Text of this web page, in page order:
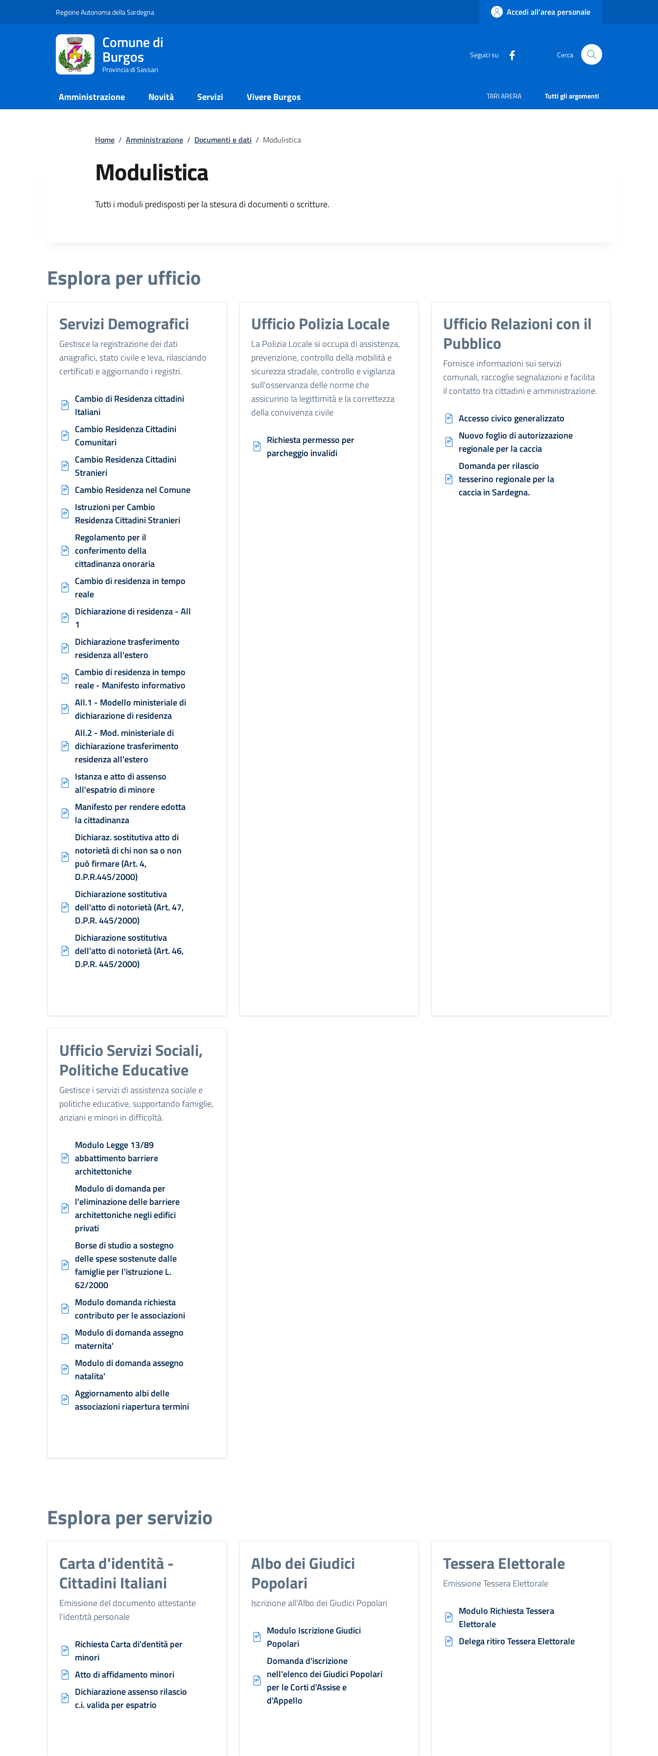
Regione Autonoma della Sardegna Accedi all'area personale
Comune di
Burgos
Provincia di Sassari
Seguici su Cerca
Amministrazione Novità Servizi Vivere Burgos TARI ARERA Tutti gli argomenti
Home / Amministrazione / Documenti e dati / Modulistica
Modulistica
Tutti i moduli predisposti per la stesura di documenti o scritture.
Esplora per ufficio
Servizi Demografici
Gestisce la registrazione dei dati
anagrafici, stato civile e leva, rilasciando
certificati e aggiornando i registri.
Cambio di Residenza cittadini
Italiani
Cambio Residenza Cittadini
Comunitari
Cambio Residenza Cittadini
Stranieri
Cambio Residenza nel Comune
Istruzioni per Cambio
Residenza Cittadini Stranieri
Regolamento per il
conferimento della
cittadinanza onoraria
Cambio di residenza in tempo
reale
Dichiarazione di residenza - All
1
Dichiarazione trasferimento
residenza all'estero
Cambio di residenza in tempo
reale - Manifesto informativo
All.1 - Modello ministeriale di
dichiarazione di residenza
All.2 - Mod. ministeriale di
dichiarazione trasferimento
residenza all'estero
Istanza e atto di assenso
all'espatrio di minore
Manifesto per rendere edotta
la cittadinanza
Dichiaraz. sostitutiva atto di
notorietà di chi non sa o non
può firmare (Art. 4,
D.P.R.445/2000)
Dichiarazione sostitutiva
dell'atto di notorietà (Art. 47,
D.P.R. 445/2000)
Dichiarazione sostitutiva
dell'atto di notorietà (Art. 46,
D.P.R. 445/2000)
Ufficio Polizia Locale
La Polizia Locale si occupa di assistenza,
prevenzione, controllo della mobilità e
sicurezza stradale, controllo e vigilanza
sull'osservanza delle norme che
assicurino la legittimità e la correttezza
della convivenza civile
Richiesta permesso per
parcheggio invalidi
Ufficio Relazioni con il
Pubblico
Fornisce informazioni sui servizi
comunali, raccoglie segnalazioni e facilita
il contatto tra cittadini e amministrazione.
Accesso civico generalizzato
Nuovo foglio di autorizzazione
regionale per la caccia
Domanda per rilascio
tesserino regionale per la
caccia in Sardegna.
Ufficio Servizi Sociali,
Politiche Educative
Gestisce i servizi di assistenza sociale e
politiche educative, supportando famiglie,
anziani e minori in difficoltà.
Modulo Legge 13/89
abbattimento barriere
architettoniche
Modulo di domanda per
l'eliminazione delle barriere
architettoniche negli edifici
privati
Borse di studio a sostegno
delle spese sostenute dalle
famiglie per l'istruzione L.
62/2000
Modulo domanda richiesta
contributo per le associazioni
Modulo di domanda assegno
maternita'
Modulo di domanda assegno
natalita'
Aggiornamento albi delle
associazioni riapertura termini
Esplora per servizio
Carta d'identità -
Cittadini Italiani
Emissione del documento attestante
l'identità personale
Richiesta Carta di'dentità per
minori
Atto di affidamento minori
Dichiarazione assenso rilascio
c.i. valida per espatrio
Albo dei Giudici
Popolari
Iscrizione all'Albo dei Giudici Popolari
Modulo Iscrizione Giudici
Popolari
Domanda d'iscrizione
nell'elenco dei Giudici Popolari
per le Corti d'Assise e
d'Appello
Tessera Elettorale
Emissione Tessera Elettorale
Modulo Richiesta Tessera
Elettorale
Delega ritiro Tessera Elettorale